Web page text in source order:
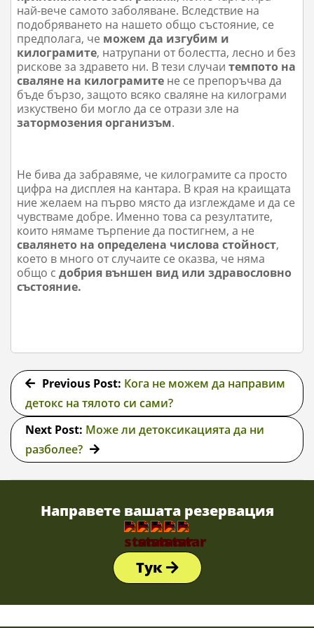
най-вече самото заболяване. Вследствие на
подобряването на нашето общо състояние, се
предполага, че можем да изгубим и
килограмите, натрупани от болестта, лесно и без
рискове за здравето ни. В тези случаитемпото на
сваляне на килограмите не се препоръчва да
бъде бързо, защото всяко сваляне на килограми
изкуствено би могло да се отрази зле на
затормозения организъм.
Не бива да забравяме, че килограмите са просто
цифра на дисплея на кантара. В края на краищата
ние желаем на първо място да изглеждаме и да се
чувстваме добре. Именно това са резултатите,
които нямаме търпение да постигнем, а не
свалянето на определена числова стойност,
което в много от случаите се оказва, че няма
общо сдобрия външен вид или здравословно
състояние.
12-
03
Previous Post: Кога не можем да направим
детокс на тялото си сами?
Next Post: Може ли детоксикацията да ни
разболее?
Направете вашата резервация
Тук